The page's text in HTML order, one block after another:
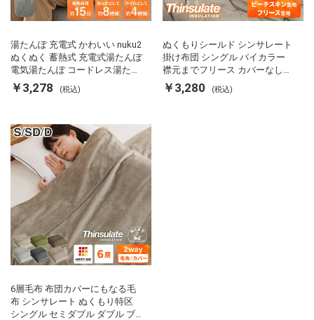
湯たんぽ 充電式 かわいい nuku2
ぬくぬく 蓄熱式 充電式湯たんぽ
電気湯たんぽ コードレス湯たん
ぽ エコ 節電 節約 省エネ 充電式
エコ電気あんか EWT-2143 スリ
￥3,278 (税込)
ぬくもりシールド シンサレート
掛け布団 シングル バイカラー
襟元までフリース カバーなしで
使える 軽い 丸洗い 断熱 保温 抗
菌防臭 洗える 防ダニ 軽量 ホコ
￥3,280 (税込)
6層毛布 布団カバーにもなる毛
布 シンサレート ぬくもり特区
シングル セミダブル ダブル ブ